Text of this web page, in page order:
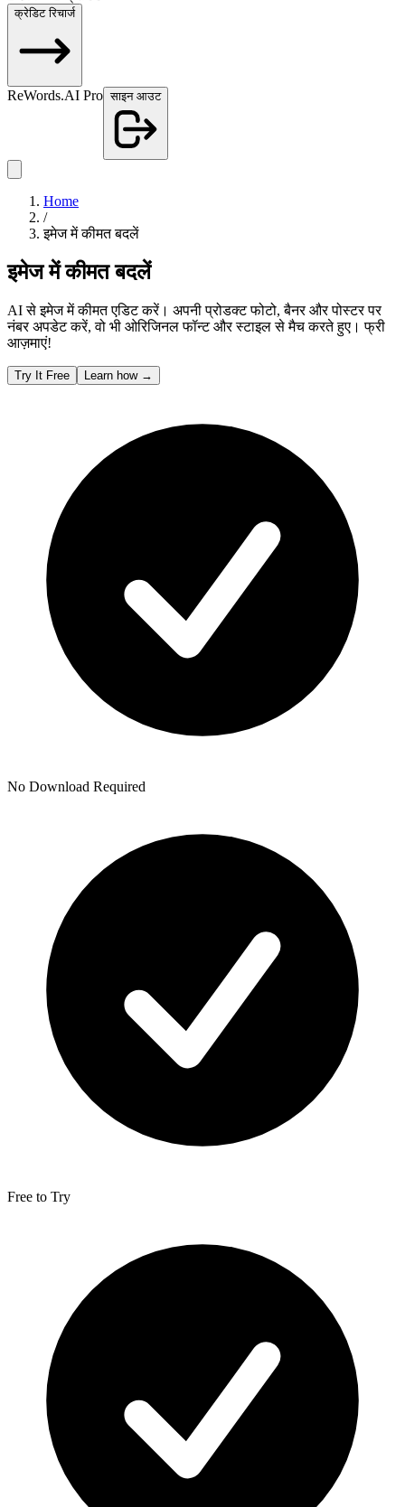
क्रेडिट रिचार्ज
ReWords.AI Pro साइन आउट
Home
/
इमेज में कीमत बदलें
इमेज में कीमत बदलें
AI से इमेज में कीमत एडिट करें। अपनी प्रोडक्ट फोटो, बैनर और पोस्टर पर
नंबर अपडेट करें, वो भी ओरिजिनल फॉन्ट और स्टाइल से मैच करते हुए। फ्री
आज़माएं!
Try It Free Learn how →
No Download Required
Free to Try